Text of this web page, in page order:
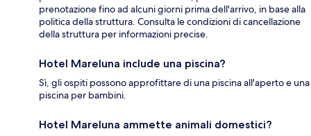
prenotazione fino ad alcuni giorni prima dell'arrivo, in base alla
politica della struttura. Consulta le condizioni di cancellazione
della struttura per informazioni precise.
Hotel Mareluna include una piscina?
Sì, gli ospiti possono approfittare di una piscina all'aperto e una
piscina per bambini.
Hotel Mareluna ammette animali domestici?